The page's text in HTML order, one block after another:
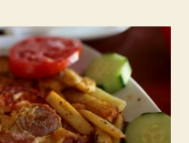
πατάτες